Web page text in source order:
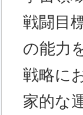
戦闘目
の能力
戦略に
家的な